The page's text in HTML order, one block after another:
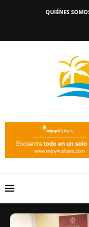
QUIÉNES